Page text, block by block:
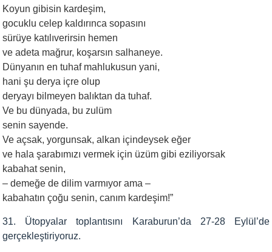
Koyun gibisin kardeşim,
gocuklu celep kaldırınca sopasını
sürüye katılıverirsin hemen
ve adeta mağrur, koşarsın salhaneye.
Dünyanın en tuhaf mahlukusun yani,
hani şu derya içre olup
deryayı bilmeyen balıktan da tuhaf.
Ve bu dünyada, bu zulüm
senin sayende.
Ve açsak, yorgunsak, alkan içindeysek eğer
ve hala şarabımızı vermek için üzüm gibi eziliyorsak
kabahat senin,
– demeğe de dilim varmıyor ama –
kabahatın çoğu senin, canım kardeşim!”
31. Ütopyalar toplantısını Karaburun’da 27-28 Eylül’de
gerçekleştiriyoruz.